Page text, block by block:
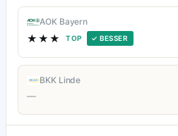
AOK Bayern
★★★ TOP ✓ BESSER
BKK Linde
—